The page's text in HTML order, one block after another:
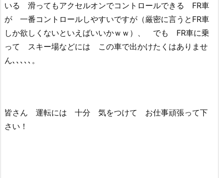
いる 滑ってもアクセルオンでコントロールできる FR車
が 一番コントロールしやすいですが（厳密に言うとFR車
しか欲しくないといえばいいかｗｗ）、 でも FR車に乗
って スキー場などには この車で出かけたくはありませ
ん､､､､､。
皆さん 運転には 十分 気をつけて お仕事頑張って下
さい！